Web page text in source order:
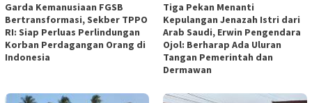
Garda Kemanusiaan FGSB
Bertransformasi, Sekber TPPO
RI: Siap Perluas Perlindungan
Korban Perdagangan Orang di
Indonesia
Tiga Pekan Menanti
Kepulangan Jenazah Istri dari
Arab Saudi, Erwin Pengendara
Ojol: Berharap Ada Uluran
Tangan Pemerintah dan
Dermawan